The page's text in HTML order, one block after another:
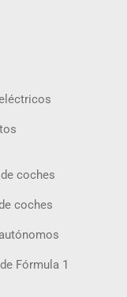
coches
coches
Fórmula 1